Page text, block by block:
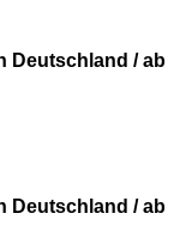
Deutschland / ab
Deutschland / ab